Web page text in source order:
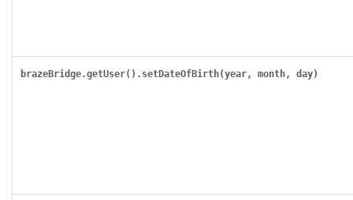
brazeBridge.getUser().setDateOfBirth(year, month, day)